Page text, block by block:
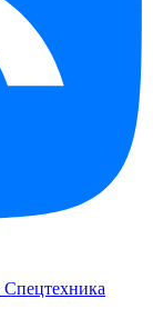
Спецтехника